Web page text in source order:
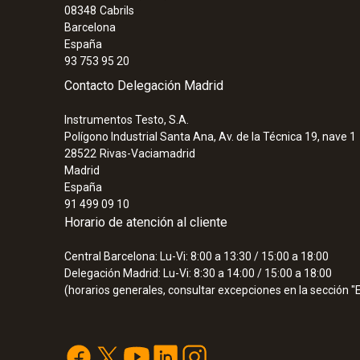
08348 Cabrils
Barcelona
España
93 753 95 20
Contacto Delegación Madrid
Instrumentos Testo, S.A.
Polígono Industrial Santa Ana, Av. de la Técnica 19, nave 1
28522 Rivas-Vaciamadrid
Madrid
España
91 499 09 10
Horario de atención al cliente
Central Barcelona: Lu-Vi: 8:00 a 13:30 / 15:00 a 18:00
Delegación Madrid: Lu-Vi: 8:30 a 14:00 / 15:00 a 18:00
(horarios generales, consultar excepciones en la sección